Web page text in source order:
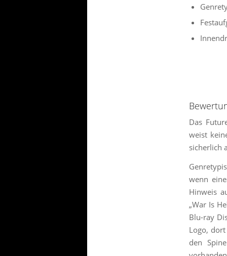
Das
weist
sicherlich
wenn
Hinweis
„War Is
Blu-ray
Logo,
den